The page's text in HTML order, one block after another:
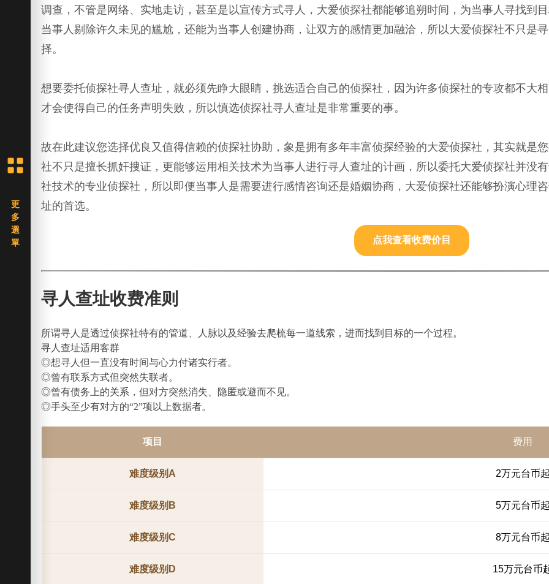
调查，不管是网络、实地走访，甚至是以宣传方式寻人，大爱侦探社都能够追朔时间，为当事人寻找到
当事人剔除许久未见的尴尬，还能为当事人创建协商，让双方的感情更加融洽，所以大爱侦探社不只是
择。
想要委托侦探社寻人查址，就必须先睁大眼睛，挑选适合自己的侦探社，因为许多侦探社的专攻都不大
才会使得自己的任务声明失败，所以慎选侦探社寻人查址是非常重要的事。
故在此建议您选择优良又值得信赖的侦探社协助，象是拥有多年丰富侦探经验的大爱侦探社，其实就是
社不只是擅长抓奸搜证，更能够运用相关技术为当事人进行寻人查址的计画，所以委托大爱侦探社并没
社技术的专业侦探社，所以即便当事人是需要进行感情咨询还是婚姻协商，大爱侦探社还能够扮演心理
址的首选。
点我查看收费价目
寻人查址收费准则
所谓寻人是透过侦探社特有的管道、人脉以及经验去爬梳每一道线索，进而找到目标的一个过程。
寻人查址适用客群
◎想寻人但一直没有时间与心力付诸实行者。
◎曾有联系方式但突然失联者。
◎曾有债务上的关系，但对方突然消失、隐匿或避而不见。
◎手头至少有对方的“2”项以上数据者。
项目 费用
难度级别A 2万元台币起
难度级别B 5万元台币起
难度级别C 8万元台币起
难度级别D 15万元台币